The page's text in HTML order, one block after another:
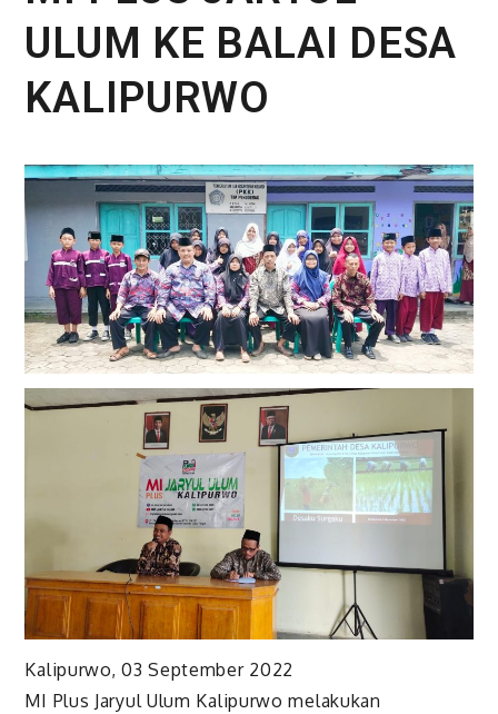
ULUM KE BALAI DESA
KALIPURWO
Kalipurwo, 03 September 2022
MI Plus Jaryul Ulum Kalipurwo melakukan